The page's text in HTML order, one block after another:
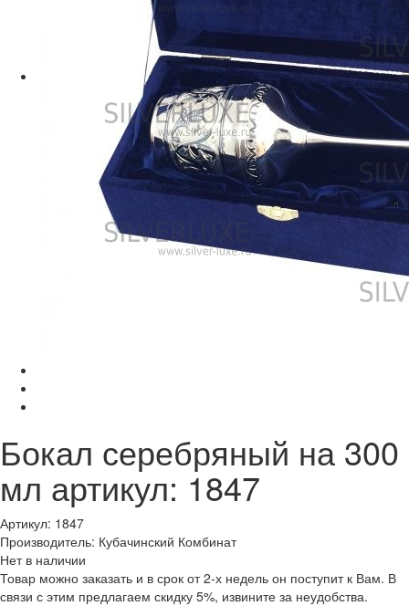
Бокал серебряный на 300
мл артикул: 1847
Артикул: 1847
Производитель: Кубачинский Комбинат
Нет в наличии
Товар можно заказать и в срок от 2-х недель он поступит к Вам. В
связи с этим предлагаем скидку 5%, извините за неудобства.